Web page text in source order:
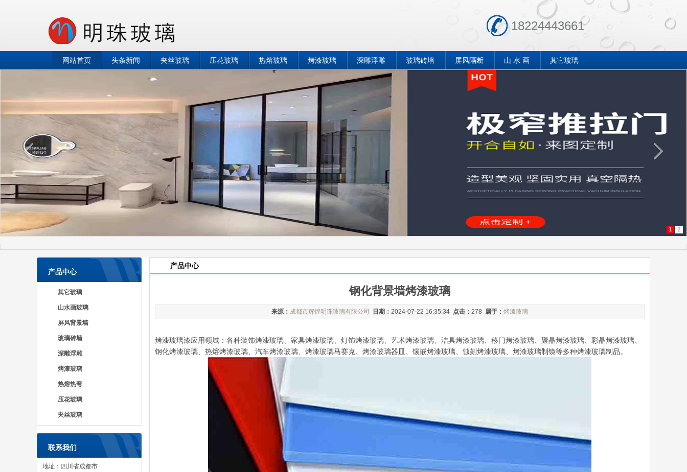
18224443661
网站首页 头条新闻 夹丝玻璃 压花玻璃 热熔玻璃 烤漆玻璃 深雕浮雕 玻璃砖墙 屏风隔断 山 水 画 其它玻璃
1 2
产品中心
其它玻璃
山水画玻璃
屏风背景墙
玻璃砖墙
深雕浮雕
烤漆玻璃
热熔热弯
压花玻璃
夹丝玻璃
联系我们
地址：四川省成都市
产品中心
钢化背景墙烤漆玻璃
来源： 成都市辉煌明珠玻璃有限公司 日期： 2024-07-22 16:35:34 点击： 278 属于： 烤漆玻璃
烤漆玻璃漆应用领域：各种装饰烤漆玻璃、家具烤漆玻璃、灯饰烤漆玻璃、艺术烤漆玻璃、洁具烤漆玻璃、移门烤漆玻璃、聚晶烤漆玻璃、彩晶烤漆玻璃、
钢化烤漆玻璃、热熔烤漆玻璃、汽车烤漆玻璃、烤漆玻璃马赛克、烤漆玻璃器皿、镶嵌烤漆玻璃、蚀刻烤漆玻璃、烤漆玻璃制镜等多种烤漆玻璃制品。